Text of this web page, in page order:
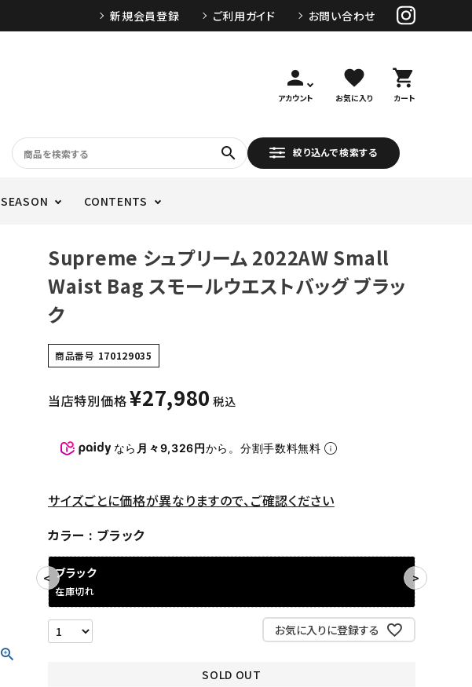
新規会員登録 ご利用ガイド お問い合わせ
person
アカウント
favorite
お気に入り
shopping_cart
カート
search 絞り込んで検索する
SEASON CONTENTS
Supreme シュプリーム 2022AW Small
Waist Bag スモールウエストバッグ ブラッ
ク
商品番号 170129035
当店特別価格¥27,980 税込
なら 月々9,326円から。分割手数料無料
サイズごとに価格が異なりますので、ご確認ください
カラー
ブラック
ブラック
在庫切れ
お気に入りに登録する
SOLD OUT